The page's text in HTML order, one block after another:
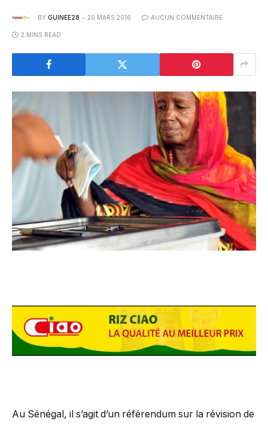
BY GUINEE28 20 MARS 2016 AUCUN COMMENTAIRE
2 MINS READ
Au Sénégal, il s’agit d’un référendum sur la révision de